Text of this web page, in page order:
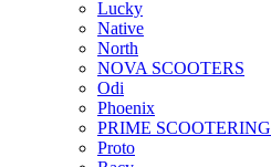
Lucky
Native
North
NOVA SCOOTERS
Odi
Phoenix
PRIME SCOOTERING
Proto